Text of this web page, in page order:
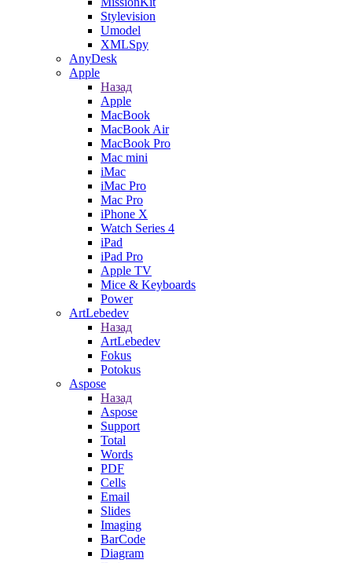
Stylevision
Umodel
XMLSpy
AnyDesk
Apple
Назад
Apple
MacBook
MacBook Air
MacBook Pro
Mac mini
iMac
iMac Pro
Mac Pro
iPhone X
Watch Series 4
iPad
iPad Pro
Apple TV
Mice & Keyboards
Power
ArtLebedev
Назад
ArtLebedev
Fokus
Potokus
Aspose
Назад
Aspose
Support
Total
Words
PDF
Cells
Email
Slides
Imaging
BarCode
Diagram